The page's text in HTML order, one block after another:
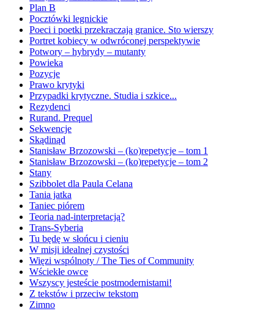
Plan B
Pocztówki legnickie
Poeci i poetki przekraczają granice. Sto wierszy
Portret kobiecy w odwróconej perspektywie
Potwory – hybrydy – mutanty
Powieka
Pozycje
Prawo krytyki
Przypadki krytyczne. Studia i szkice...
Rezydenci
Rurand. Prequel
Sekwencje
Skądinąd
Stanisław Brzozowski – (ko)repetycje – tom 1
Stanisław Brzozowski – (ko)repetycje – tom 2
Stany
Szibbolet dla Paula Celana
Tania jatka
Taniec piórem
Teoria nad-interpretacją?
Trans-Syberia
Tu będę w słońcu i cieniu
W misji idealnej czystości
Więzi wspólnoty / The Ties of Community
Wściekłe owce
Wszyscy jesteście postmodernistami!
Z tekstów i przeciw tekstom
Zimno